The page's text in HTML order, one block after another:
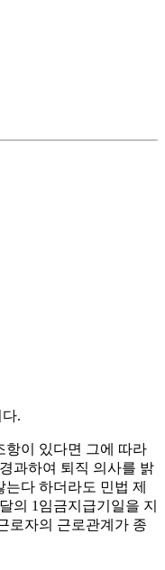
.
항이 있다면 그에 따라
과하여 퇴직 의사를 밝
다 하더라도 민법 제
의 1임금지급기일을 지
로자의 근로관계가 종